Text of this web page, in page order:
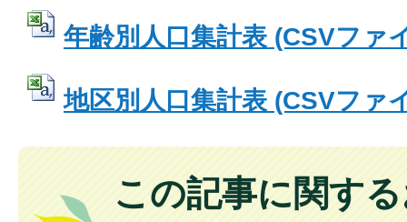
年齢別人口集計表 (CSVファ
地区別人口集計表 (CSVファ
この記事に関す